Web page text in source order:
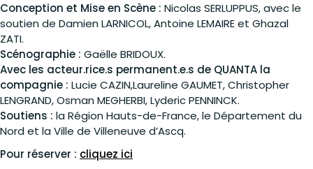
Conception et Mise en Scène : Nicolas SERLUPPUS, avec le
soutien de Damien LARNICOL, Antoine LEMAIRE et Ghazal
ZATI.
Scénographie : Gaëlle BRIDOUX.
Avec les acteur.rice.s permanent.e.s de QUANTA la
compagnie : Lucie CAZIN,Laureline GAUMET, Christopher
LENGRAND, Osman MEGHERBI, Lyderic PENNINCK.
Soutiens : la Région Hauts-de-France, le Département du
Nord et la Ville de Villeneuve d’Ascq.
Pour réserver : cliquez ici